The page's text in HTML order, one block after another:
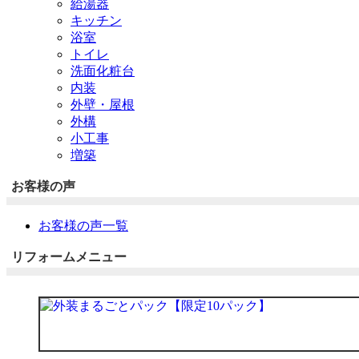
給湯器
キッチン
浴室
トイレ
洗面化粧台
内装
外壁・屋根
外構
小工事
増築
お客様の声
お客様の声一覧
リフォームメニュー